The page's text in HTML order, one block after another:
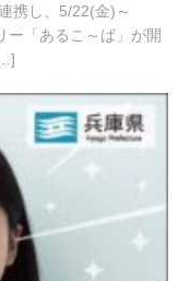
,
2
携し、5/22(金)～
ー「あるこ～ば」が開